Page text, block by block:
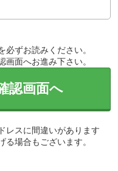
必ずお読みください。
面へお進み下さい。
認画面へ
レスに間違いがあります
場合もございます。